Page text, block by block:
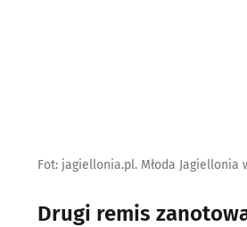
Fot: jagiellonia.pl. Młoda Jagiellonia
Drugi remis